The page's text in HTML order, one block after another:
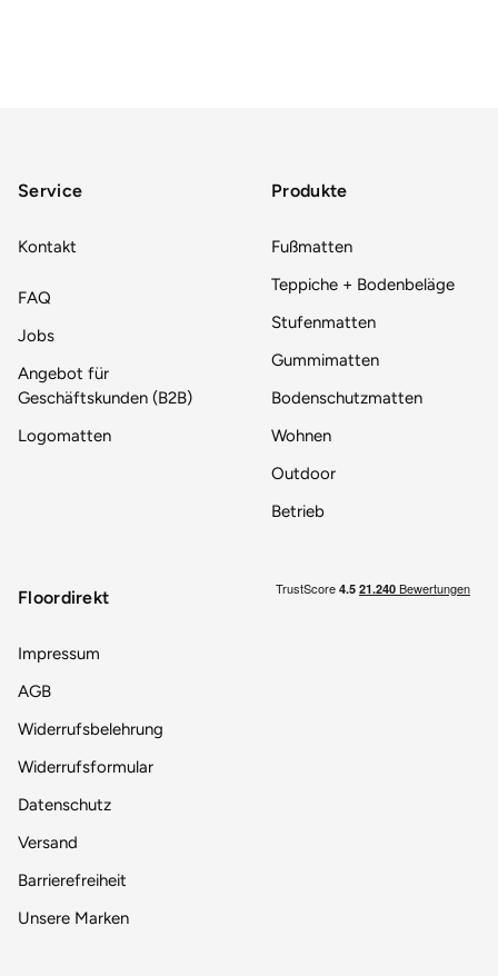
Service
Kontakt
FAQ
Jobs
Angebot für
Geschäftskunden (B2B)
Logomatten
Produkte
Fußmatten
Teppiche + Bodenbeläge
Stufenmatten
Gummimatten
Bodenschutzmatten
Wohnen
Outdoor
Betrieb
Floordirekt
Impressum
AGB
Widerrufsbelehrung
Widerrufsformular
Datenschutz
Versand
Barrierefreiheit
Unsere Marken